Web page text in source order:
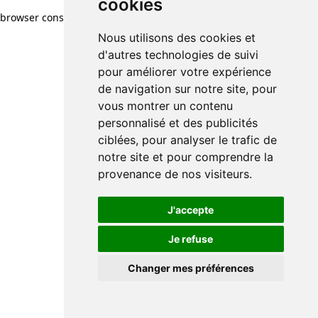
cookies
Nous utilisons des cookies et
d'autres technologies de suivi
pour améliorer votre expérience
de navigation sur notre site, pour
vous montrer un contenu
personnalisé et des publicités
ciblées, pour analyser le trafic de
notre site et pour comprendre la
provenance de nos visiteurs.
J'accepte
Je refuse
Changer mes préférences
browser console for more information)